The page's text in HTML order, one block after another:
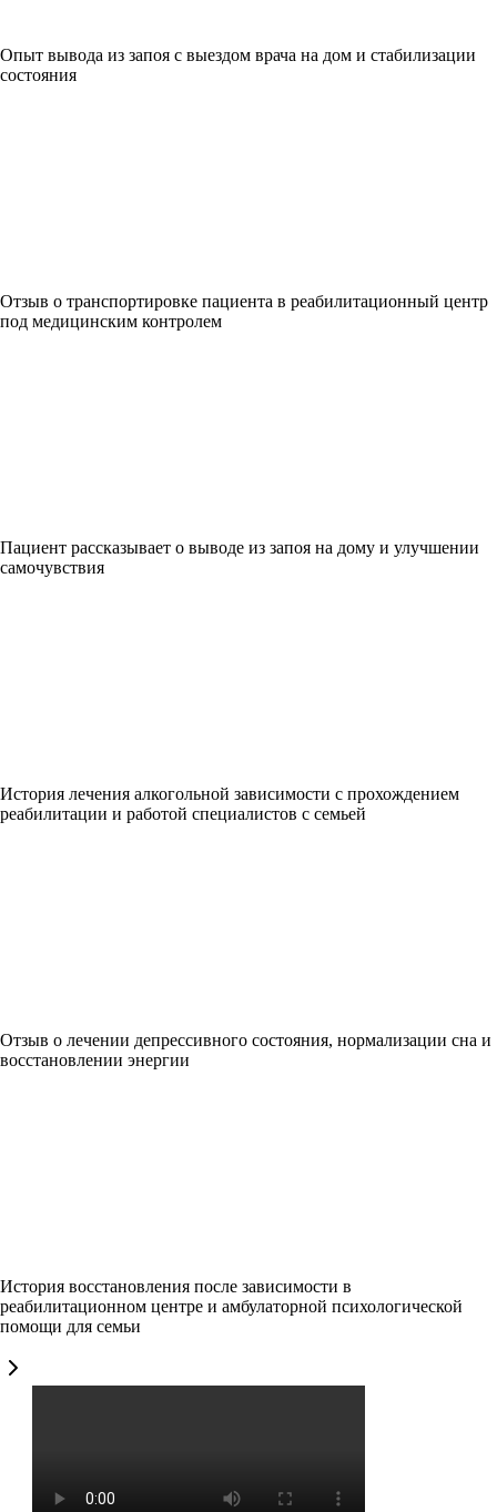
Опыт вывода из запоя с выездом врача на дом и стабилизации
состояния
Отзыв о транспортировке пациента в реабилитационный центр
под медицинским контролем
Пациент рассказывает о выводе из запоя на дому и улучшении
самочувствия
История лечения алкогольной зависимости с прохождением
реабилитации и работой специалистов с семьей
Отзыв о лечении депрессивного состояния, нормализации сна и
восстановлении энергии
История восстановления после зависимости в
реабилитационном центре и амбулаторной психологической
помощи для семьи